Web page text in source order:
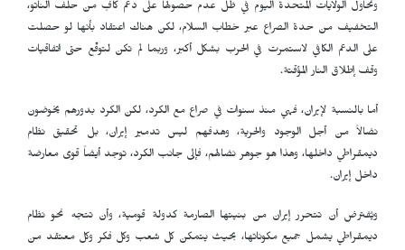
وتحاول الولايات المتحدة اليوم في ظل عدم حصولها على دعم كافٍ من حلف الناتو،
التخفيف من حدة الصراع عبر خطاب السلام، لكن هناك اعتقاد بأنها لو حصلت
على الدعم الكافي لاستمرت في الحرب بشكل أكبر، وربما لم تكن لتوقّع حتى اتفاقيات
وقف إطلاق النار المؤقتة.
أما بالنسبة لإيران، فهي منذ سنوات في صراع مع الكرد، لكن الكرد بدورهم يخوضون
نضالاً من أجل الوجود والحرية، وهدفهم ليس تدمير إيران، بل تحقيق نظام
ديمقراطي داخلها، وهذا هو جوهر نضالهم، فإلى جانب الكرد، توجد أيضاً قوى معارضة
داخل إيران.
ويُفترض أن تتحرر إيران من بنيتها الصارمة كدولة قومية، وأن تتجه نحو نظام
ديمقراطي يشمل جميع مكوناتها، بحيث يتمكن كل شعب وكل فكر وكل معتقد من